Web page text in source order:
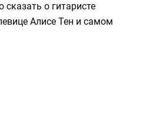
о гитаристе
Алисе Тен и самом